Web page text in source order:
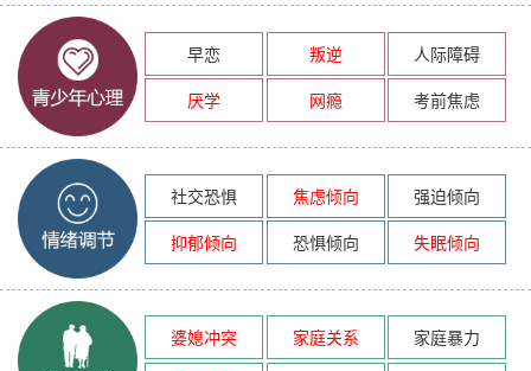
早恋 叛逆
人际障碍
厌学
网瘾 考前焦虑
社交恐惧 焦虑倾向
强迫倾向
抑郁倾向
恐惧倾向 失眠倾向
婆媳冲突 家庭关系
家庭暴力